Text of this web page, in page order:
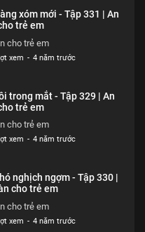
of kid safety.
xóm mới - Tập 331 | An
trẻ em
cho trẻ em
xem - 4 năm trước
trong mắt - Tập 329 | An
trẻ em
cho trẻ em
xem - 4 năm trước
nghịch ngợm - Tập 330 |
cho trẻ em
cho trẻ em
xem - 4 năm trước